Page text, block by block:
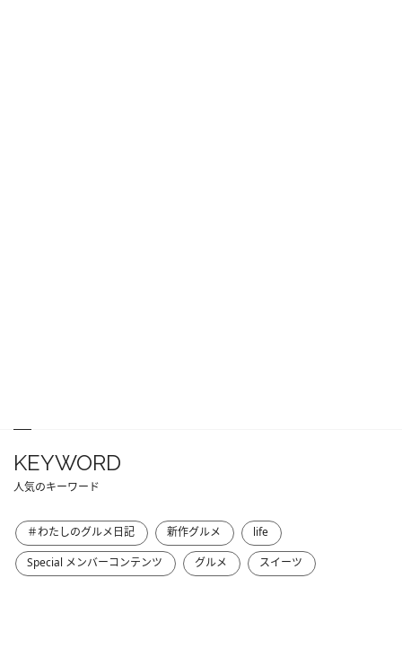
KEYWORD
人気のキーワード
＃わたしのグルメ日記 新作グルメ
life
Special メンバーコンテンツ
グルメ スイーツ